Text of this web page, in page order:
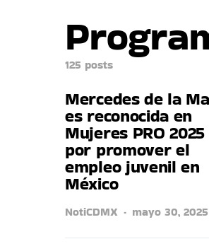
125 posts
Mercedes de la
es reconocida en
Mujeres PRO 2025
por promover el
empleo juvenil en
México
NotiCDMX mayo 30, 2025